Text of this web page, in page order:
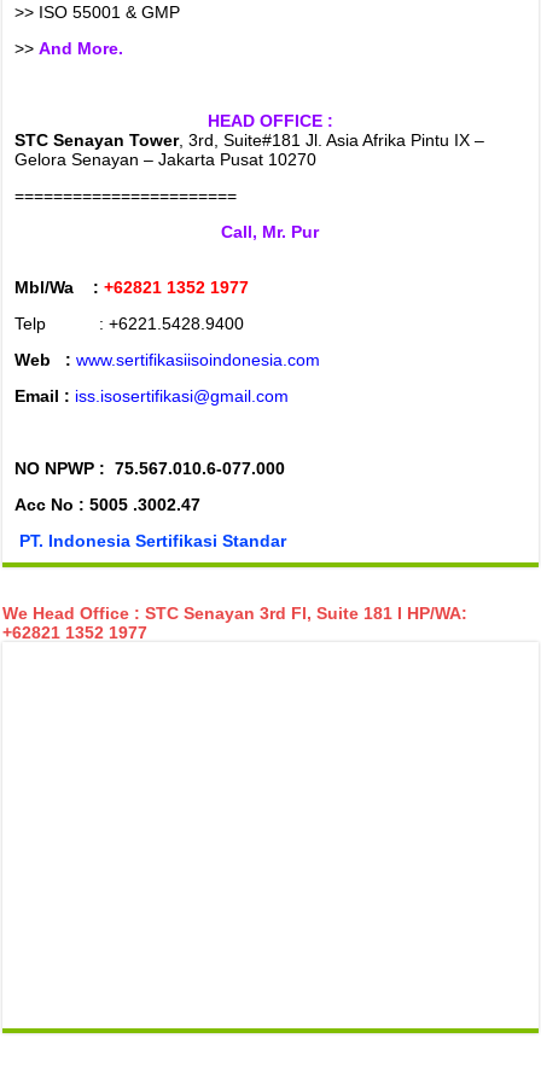
>> ISO 55001 & GMP
>>And More.
HEAD OFFICE :
STC Senayan Tower, 3rd, Suite#181 Jl. Asia Afrika Pintu IX –
Gelora Senayan – Jakarta Pusat 10270
=======================
Call, Mr. Pur
Mbl/Wa :+62821 1352 1977
Telp : +6221.5428.9400
Web :www.sertifikasiisoindonesia.com
Email : iss.isosertifikasi@gmail.com
NO NPWP : 75.567.010.6-077.000
Acc No : 5005 .3002.47
PT. Indonesia Sertifikasi Standar
We Head Office : STC Senayan 3rd Fl, Suite 181 I HP/WA:
+62821 1352 1977
temp mail